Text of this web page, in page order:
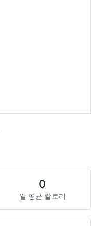
0
일 평균 칼로리